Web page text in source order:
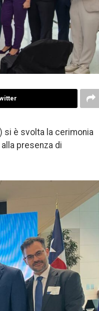
si è svolta la cerimonia
presenza di